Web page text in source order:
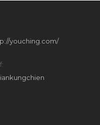
youching.com/